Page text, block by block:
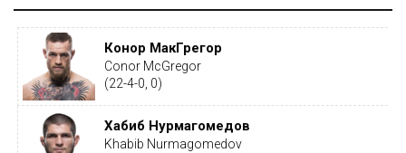
Конор МакГрегор
Conor McGregor
(22-4-0, 0)
Хабиб Нурмагомедов
Khabib Nurmagomedov